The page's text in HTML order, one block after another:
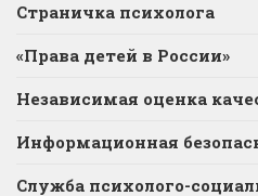
Страничка психолога
«Права детей в России»
Независимая оценка
Информационная
Служба психолого-